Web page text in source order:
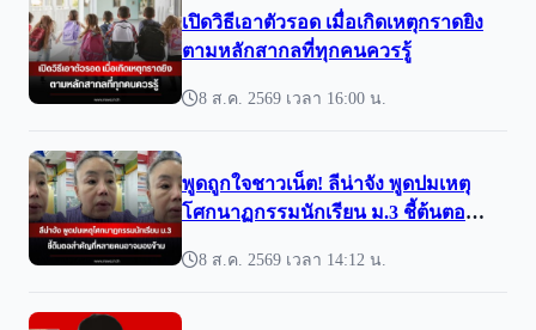
เปิดวิธีเอาตัวรอด เมื่อเกิดเหตุกราดยิง
ตามหลักสากลที่ทุกคนควรรู้
8 ส.ค. 2569 เวลา 16:00 น.
พูดถูกใจชาวเน็ต! ลีน่าจัง พูดปมเหตุ
โศกนาฏกรรมนักเรียน ม.3 ชี้ต้นตอ
8 ส.ค. 2569 เวลา 14:12 น.